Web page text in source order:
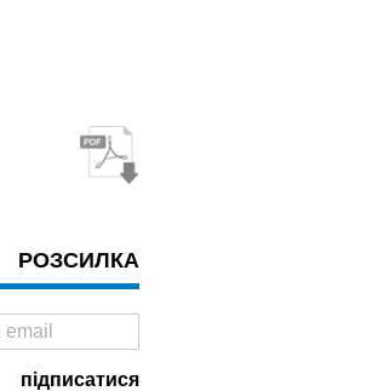
РОЗСИЛКА